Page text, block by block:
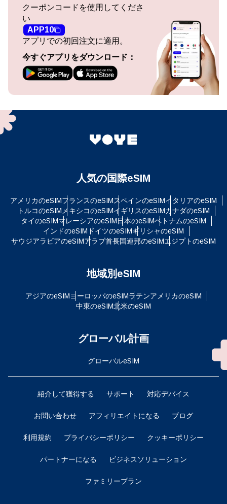
クーポンコードを使用してくださ
い
APP10
アプリでの初回注文に適用。
今すぐアプリをダウンロード：
人気の国際eSIM
アメリカのeSIMフランスのeSIMスペインのeSIMイタリアのeSIM
トルコのeSIM メキシコのeSIMイギリスのeSIMカナダのeSIM
タイのeSIMマレーシアのeSIM日本のeSIMベトナムのeSIM
インドのeSIM ドイツのeSIMギリシャのeSIM
サウジアラビアのeSIMアラブ首長国連邦のeSIMエジプトのeSIM
地域別eSIM
アジアのeSIMヨーロッパのeSIMラテンアメリカのeSIM
中東のeSIM北米のeSIM
グローバル計画
グローバルeSIM
紹介して獲得する サポート 対応デバイス
お問い合わせ アフィリエイトになる ブログ
利用規約 プライバシーポリシー クッキーポリシー
パートナーになる ビジネスソリューション
ファミリープラン